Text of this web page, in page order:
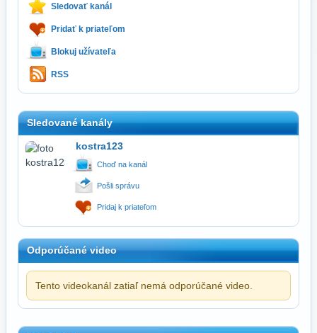
Sledovať kanál
Pridať k priateľom
Blokuj užívateľa
RSS
Sledované kanály
kostra123
Choď na kanál
Pošli správu
Pridaj k priateľom
Odporúčané video
Tento videokanál zatiaľ nemá odporúčané video.